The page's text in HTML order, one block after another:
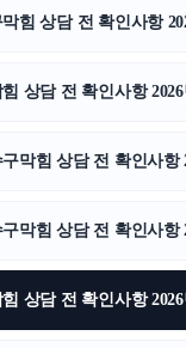
힘 상담 전 확인사항
상담 전 확인사항
막힘 상담 전 확인사항
막힘 상담 전 확인사항